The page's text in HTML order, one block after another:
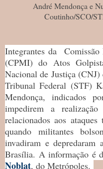
André Mendonça e
Coutinho/SCO/
Integrantes da
(CPMI) do Atos
Nacional de Justiça
Tribunal Federal (STF)
Mendonça, indicados
impedirem a
relacionados aos
quando militantes
invadiram e depredaram
Brasília. A informação é
Noblat, do Metrópoles.